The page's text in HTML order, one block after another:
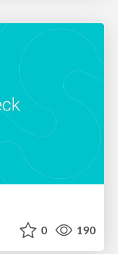
0 190